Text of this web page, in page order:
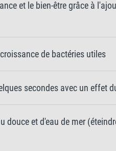
et le bien-être grâce à
de bactéries utiles
secondes avec un effet
douce et d'eau de mer